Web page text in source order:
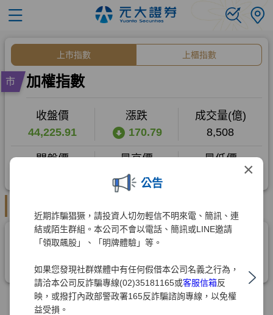
×
公告
近期詐騙猖獗，請投資人切勿輕信不明來電、簡訊、連
結或陌生群組。本公司不會以電話、簡訊或LINE邀請
「領取飆股」、「明牌體驗」等。
如果您發現社群媒體中有任何假借本公司名義之行為，
請洽本公司反詐騙專線(02)35181165或客服信箱反
映，或撥打內政部警政署165反詐騙諮詢專線，以免權
益受損。